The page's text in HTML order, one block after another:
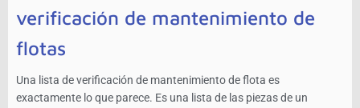
verificación de mantenimiento de
flotas
Una lista de verificación de mantenimiento de flota es
exactamente lo que parece. Es una lista de las piezas de un